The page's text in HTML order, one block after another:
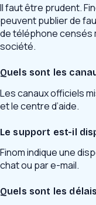
Il faut être prudent.
peuvent publier de
de téléphone censés
société.
Quels sont les
Les canaux officiels
et le centre d’aide.
Le support est-il
Finom indique une
chat ou par e-mail.
Quels sont les